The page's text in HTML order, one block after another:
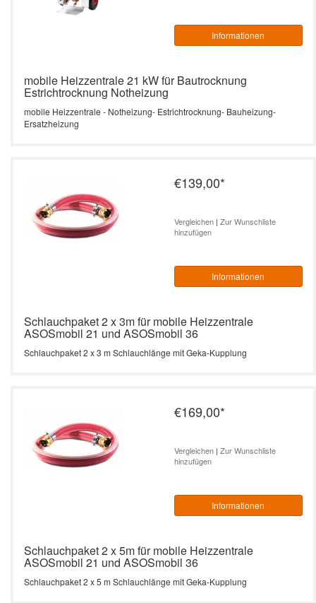
Informationen
mobile Heizzentrale 21 kW für Bautrocknung
Estrichtrocknung Notheizung
mobile Heizzentrale - Notheizung- Estrichtrocknung- Bauheizung-
Ersatzheizung
€139,00*
Vergleichen| Zur Wunschliste
hinzufügen
Informationen
Schlauchpaket 2 x 3m für mobile Heizzentrale
ASOSmobil 21 und ASOSmobil 36
Schlauchpaket 2 x 3 m Schlauchlänge mit Geka-Kupplung
€169,00*
Vergleichen| Zur Wunschliste
hinzufügen
Informationen
Schlauchpaket 2 x 5m für mobile Heizzentrale
ASOSmobil 21 und ASOSmobil 36
Schlauchpaket 2 x 5 m Schlauchlänge mit Geka-Kupplung